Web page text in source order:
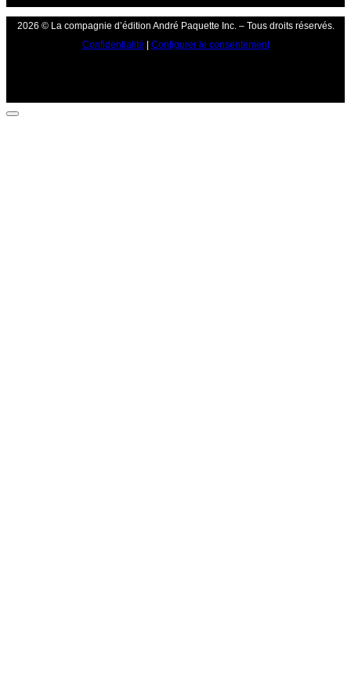
2026 © La compagnie d’édition André Paquette Inc. – Tous droits réservés.
Confidentialité
Configurer le consentement